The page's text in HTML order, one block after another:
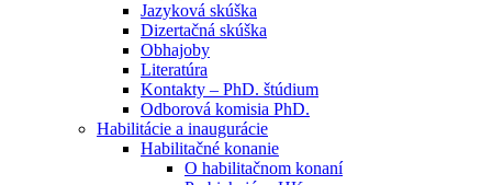
Jazyková skúška
Dizertačná skúška
Obhajoby
Literatúra
Kontakty – PhD. štúdium
Odborová komisia PhD.
Habilitácie a inaugurácie
Habilitačné konanie
O habilitačnom konaní